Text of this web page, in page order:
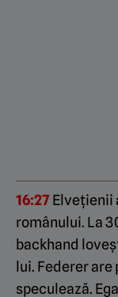
16:27Elvețienii
românului. La
backhand
lui. Federer
speculează.